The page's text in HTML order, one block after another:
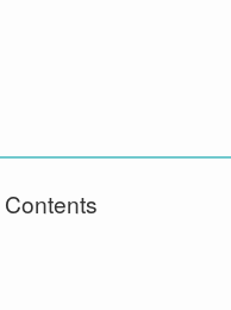
Contents